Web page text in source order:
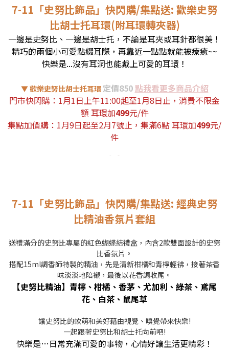
7-11「史努比飾品」快閃購/集點送: 歡樂史努
比胡士托耳環(附耳環轉夾器)
一邊是史努比、一邊是胡士托，不論是耳夾或耳針都很美！
精巧的兩個小可愛點綴耳際，再靠近一點點就能被療癒~~
快樂是...沒有耳洞也能戴上可愛的耳環！
▼ 歡樂史努比胡士托耳環 定價850點我看更多商品介紹
門市快閃購： 1月1日上午11:00起至1月8日止 ，消費不限金
額 耳環加499元/件
集點加價購：1月9日起至2月7號止，集滿6點 耳環加499元/
件
7-11「史努比飾品」快閃購/集點送: 經典史努
比精油香氛片套組
送禮滿分的史努比專屬的紅色蝴蝶結禮盒，內含2款雙面設計的史努
比香氛片。
搭配15ml調香師特製的精油，先是清新柑橘和青檸輕彿，接著茶香
味淡淡地陪襯，最後以花香調收尾。
【史努比精油】青檸、柑橘、香茅、尤加利、綠茶、鳶尾
花、白茶、鼠尾草
讓史努比的軟萌和美好藉由視覺、嗅覺帶來快樂!
一起跟著史努比和胡士托向前吧!
快樂是…日常充滿可愛的事物，心情好讓生活更精彩！